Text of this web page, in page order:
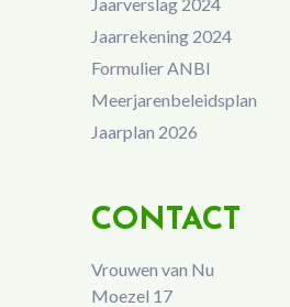
Jaarverslag 2024
Jaarrekening 2024
Formulier ANBI
Meerjarenbeleidsplan
Jaarplan 2026
CONTACT
Vrouwen van Nu
Moezel 17